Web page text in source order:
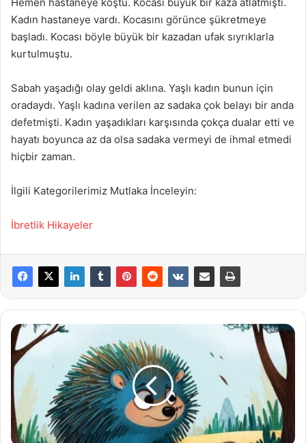
Kadın hastaneye vardı. Kocasını görünce şükretmeye
başladı. Kocası böyle büyük bir kazadan ufak sıyrıklarla
kurtulmuştu.
Sabah yaşadığı olay geldi aklına. Yaşlı kadın bunun için
oradaydı. Yaşlı kadına verilen az sadaka çok belayı bir anda
defetmişti. Kadın yaşadıkları karşısında çokça dualar etti ve
hayatı boyunca az da olsa sadaka vermeyi de ihmal etmedi
hiçbir zaman.
İlgili Kategorilerimiz Mutlaka İnceleyin:
İbretlik Hikayeler
Ormandan
Kovulan
Zorba
Kirpi
Masalı